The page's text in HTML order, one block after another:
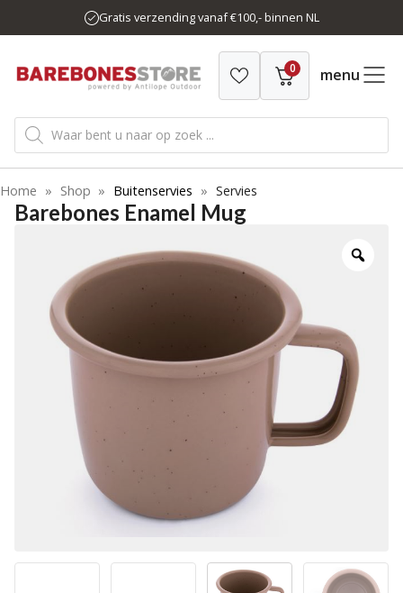
naar
inhoud
Gratis verzending vanaf €100,- binnen NL
0 menu
Producten
zoeken
Home » Shop » Buitenservies » Servies
Barebones Enamel Mug